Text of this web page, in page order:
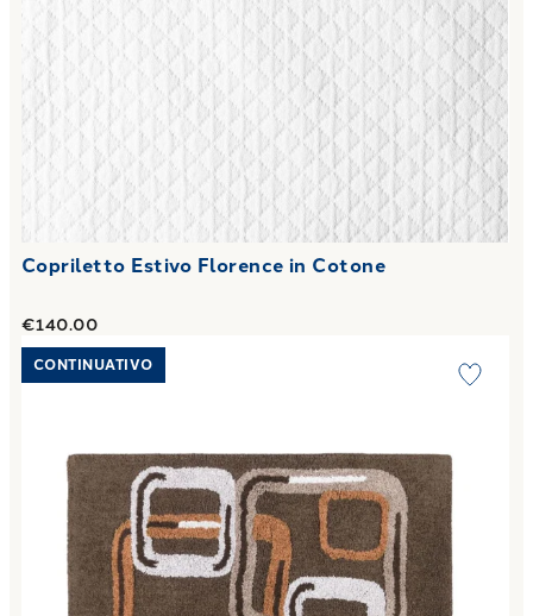
Copriletto Estivo Florence in Cotone
€140.00
Link to "Tappeto bagno asako Moderno in Cotone 1500 gr/
CONTINUATIVO